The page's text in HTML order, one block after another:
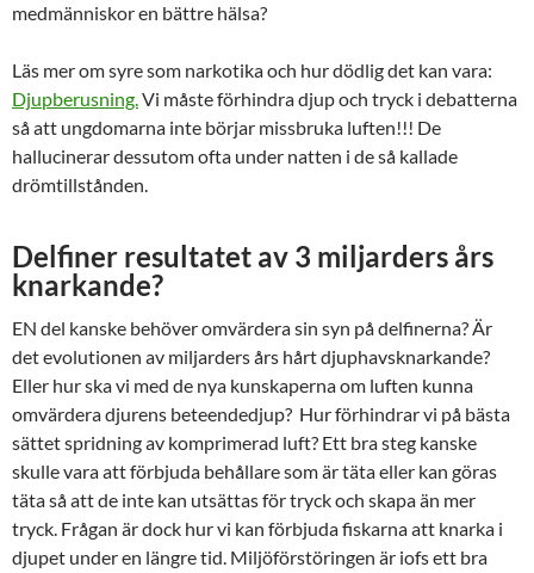
medmänniskor en bättre hälsa?
Läs mer om syre som narkotika och hur dödlig det kan vara:
Djupberusning.Vi måste förhindra djup och tryck i debatterna
så att ungdomarna inte börjar missbruka luften!!! De
hallucinerar dessutom ofta under natten i de så kallade
drömtillstånden.
Delfiner resultatet av 3 miljarders års
knarkande?
EN del kanske behöver omvärdera sin syn på delfinerna? Är
det evolutionen av miljarders års hårt djuphavsknarkande?
Eller hur ska vi med de nya kunskaperna om luften kunna
omvärdera djurens beteendedjup? Hur förhindrar vi på bästa
sättet spridning av komprimerad luft? Ett bra steg kanske
skulle vara att förbjuda behållare som är täta eller kan göras
täta så att de inte kan utsättas för tryck och skapa än mer
tryck. Frågan är dock hur vi kan förbjuda fiskarna att knarka i
djupet under en längre tid. Miljöförstöringen är iofs ett bra